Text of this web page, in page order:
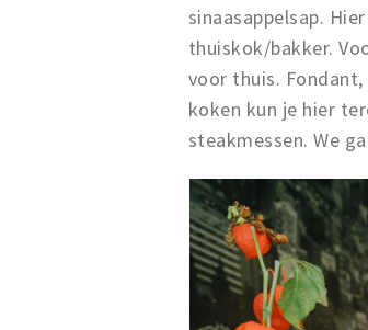
sinaasappelsap.
thuiskok/bakker.
voor thuis.
koken kun je hier
steakmessen. We